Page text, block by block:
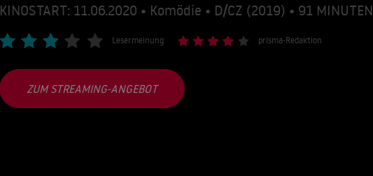
KINOSTART: 11.06.2020 • Komödie • D/CZ (2019) • 91 MINUTEN
Lesermeinung prisma-Redaktion
ZUM STREAMING-ANGEBOT